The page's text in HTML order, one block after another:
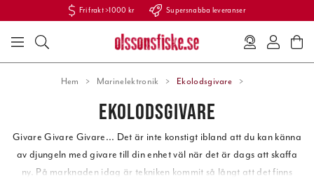
Fri frakt >1000 kr Supersnabba leveranser
Hem Marinelektronik Ekolodsgivare
EKOLODSGIVARE
Givare Givare Givare... Det är inte konstigt ibland att du kan känna
av djungeln med givare till din enhet väl när det är dags att skaffa
ny. På marknaden idag är tekniken kommit så långt att det finns